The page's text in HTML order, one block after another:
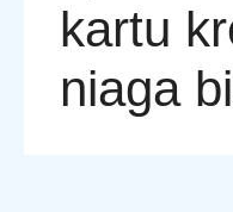
kartu
niaga